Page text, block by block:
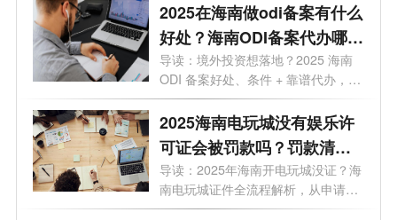
2025在海南做odi备案有什么
好处？海南ODI备案代办哪家
靠谱？一文了解
导读：境外投资想落地？2025 海南
ODI 备案好处、条件 + 靠谱代办，全
给你整...
2025海南电玩城没有娱乐许
可证会被罚款吗？罚款清单
+避坑指南
导读：2025年海南开电玩城没证？海
南电玩城证件全流程解析，从申请到
拿证...